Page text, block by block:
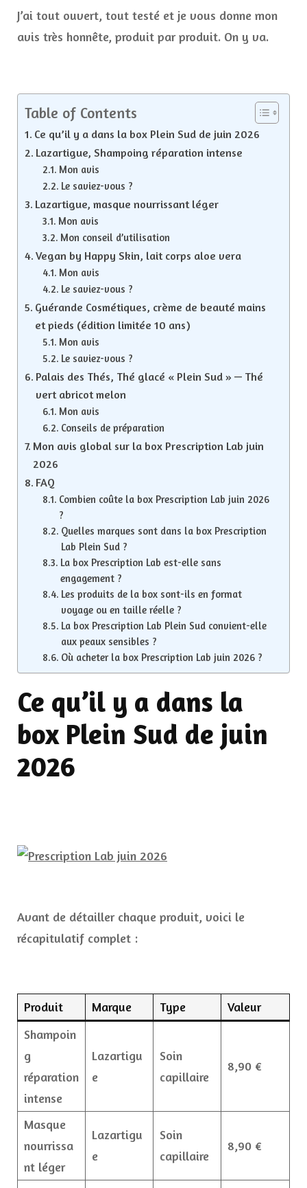
J’ai tout ouvert, tout testé et je vous donne mon
avis très honnête, produit par produit. On y va.
Table of Contents
Ce qu’il y a dans la box Plein Sud de juin 2026
Lazartigue, Shampoing réparation intense
Mon avis
Le saviez-vous ?
Lazartigue, masque nourrissant léger
Mon avis
Mon conseil d’utilisation
Vegan by Happy Skin, lait corps aloe vera
Mon avis
Le saviez-vous ?
Guérande Cosmétiques, crème de beauté mains
et pieds (édition limitée 10 ans)
Mon avis
Le saviez-vous ?
Palais des Thés, Thé glacé « Plein Sud » — Thé
vert abricot melon
Mon avis
Conseils de préparation
Mon avis global sur la box Prescription Lab juin
2026
FAQ
Combien coûte la box Prescription Lab juin 2026
?
Quelles marques sont dans la box Prescription
Lab Plein Sud ?
La box Prescription Lab est-elle sans
engagement ?
Les produits de la box sont-ils en format
voyage ou en taille réelle ?
La box Prescription Lab Plein Sud convient-elle
aux peaux sensibles ?
Où acheter la box Prescription Lab juin 2026 ?
Ce qu’il y a dans la
box Plein Sud de juin
2026
Avant de détailler chaque produit, voici le
récapitulatif complet :
Produit Marque Type
Valeur
Shampoin
g
réparation
intense
Lazartigu
e
Soin
capillaire
8,90 €
Masque
nourrissa
nt léger
Lazartigu
e
Soin
capillaire
8,90 €